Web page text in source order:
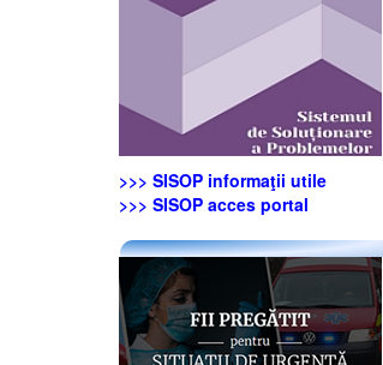
>>> SISOP informaţii utile
>>> SISOP acces portal